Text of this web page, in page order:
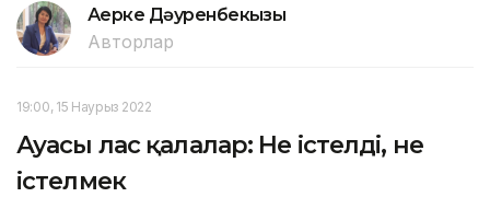
Ақерке Дәуренбекқызы
Авторлар
19:00, 15 Наурыз 2022
Ауасы лас қалалар: Не істелді, не
істелмек